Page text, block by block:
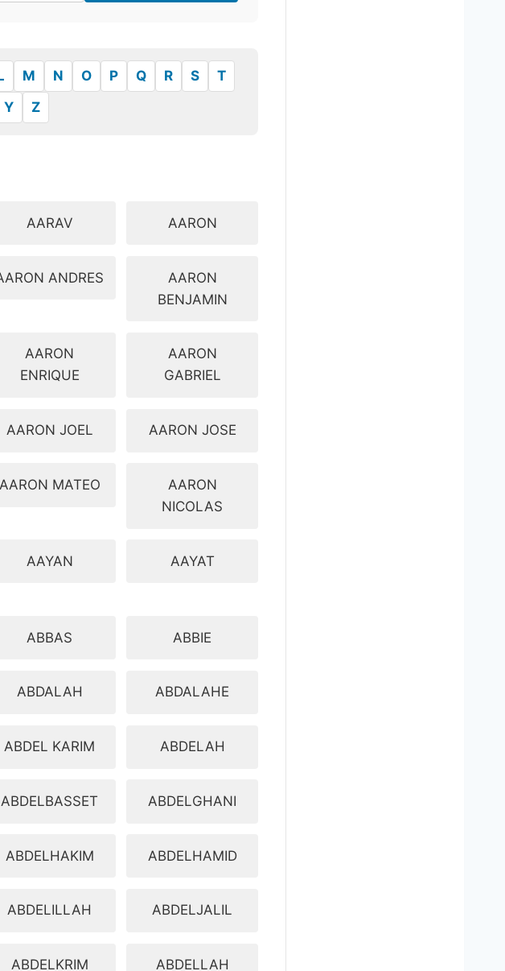
M N O P Q R S
T
Y Z
AARAV AARON
ANDRES
AARON
BENJAMIN
AARON
ENRIQUE
AARON
GABRIEL
AARON JOEL AARON JOSE
AARON MATEO
AARON
NICOLAS
AAYAN AAYAT
ABBAS ABBIE
ABDALAH ABDALAHE
ABDEL KARIM ABDELAH
ABDELBASSET ABDELGHANI
ABDELHAKIM ABDELHAMID
ABDELILLAH ABDELJALIL
ABDELKRIM ABDELLAH